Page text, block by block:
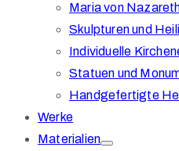
Maria von
Skulpturen und
Individuelle
Statuen und
Handgefertigte
Werke
Materialien